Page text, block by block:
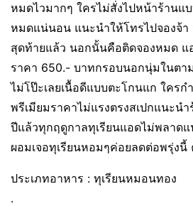
หมดไวมากๆ ใครไม่สั่งไปหน้าร้านแบ
หมดแน่นอน แนะนำให้โทรไปจองจ้
สุดท้ายแล้ว นอกนั้นคือติดจองหมด แ
ราคา 650.- บาทกรอบนอกนุ่มในตา
ไม่โป๊ะเลยเนื้อดีแบบตะโกนแก ใครก
พรีเมียมราคาไม่แรงตรงสเปกแนะน
ปีแล้วทุกฤดูกาลทุเรียนแอดไม่พลาด
ผอมเจอทุเรียนหอมๆค่อยลดต่อพรุ่งนี้
ประเภทอาหาร : ทุเรียนหมอนทอง
.